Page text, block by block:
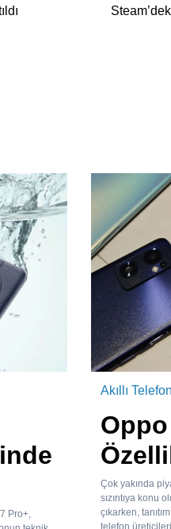
Pro+,
Akıllı Telefon
Çok yakında
sızıntıya konu
çıkarken,
telefon